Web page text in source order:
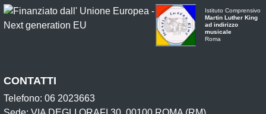
Istituto Comprensivo
Martin Luther King
ad indirizzo
musicale
Roma
CONTATTI
Telefono: 06 2023663